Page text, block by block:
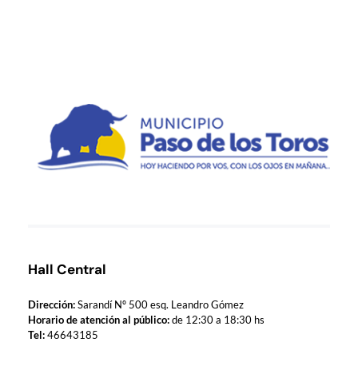
Hall Central
Dirección:Sarandí Nº 500 esq. Leandro Gómez
Horario de atención al público:de 12:30 a 18:30 hs
Tel:46643185